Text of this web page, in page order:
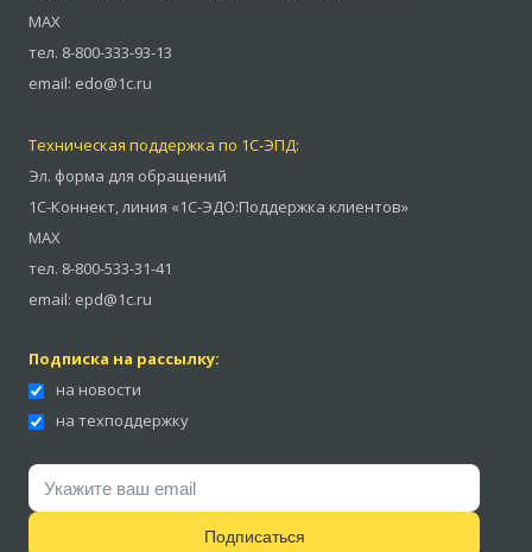
MAX
тел. 8-800-333-93-13
email: edo@1c.ru
Техническая поддержка по 1С-ЭПД:
Эл. форма для обращений
1С-Коннект,линия «1С-ЭДО:Поддержка клиентов»
MAX
тел. 8-800-533-31-41
email: epd@1c.ru
Подписка на рассылку:
на новости
на техподдержку
Подписаться